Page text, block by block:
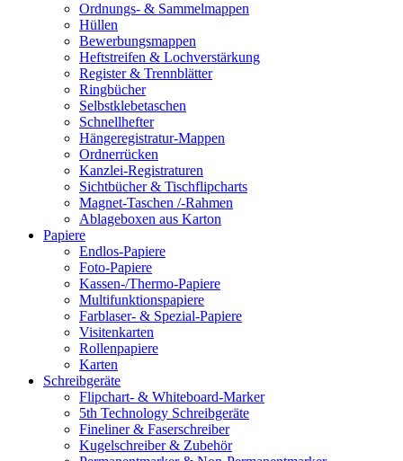
Ordnungs- & Sammelmappen
Hüllen
Bewerbungsmappen
Heftstreifen & Lochverstärkung
Register & Trennblätter
Ringbücher
Selbstklebetaschen
Schnellhefter
Hängeregistratur-Mappen
Ordnerrücken
Kanzlei-Registraturen
Sichtbücher & Tischflipcharts
Magnet-Taschen /-Rahmen
Ablageboxen aus Karton
Papiere
Endlos-Papiere
Foto-Papiere
Kassen-/Thermo-Papiere
Multifunktionspapiere
Farblaser- & Spezial-Papiere
Visitenkarten
Rollenpapiere
Karten
Schreibgeräte
Flipchart- & Whiteboard-Marker
5th Technology Schreibgeräte
Fineliner & Faserschreiber
Kugelschreiber & Zubehör